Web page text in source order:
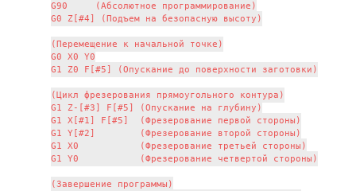
G90     (Абсолютное программирование)
G0 Z[#4] (Подъем на безопасную высоту)
(Перемещение к начальной точке)
G0 X0 Y0
G1 Z0 F[#5] (Опускание до поверхности заготовки)
(Цикл фрезерования прямоугольного контура)
G1 Z-[#3] F[#5] (Опускание на глубину)
G1 X[#1] F[#5]  (Фрезерование первой стороны)
G1 Y[#2]        (Фрезерование второй стороны)
G1 X0           (Фрезерование третьей стороны)
G1 Y0           (Фрезерование четвертой стороны)
(Завершение программы)